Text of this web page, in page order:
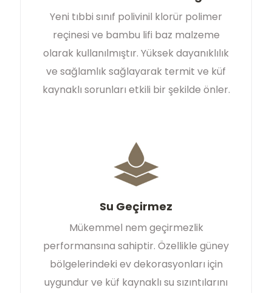
Yeni tıbbi sınıf polivinil klorür polimer
reçinesi ve bambu lifi baz malzeme
olarak kullanılmıştır. Yüksek dayanıklılık
ve sağlamlık sağlayarak termit ve küf
kaynaklı sorunları etkili bir şekilde önler.
Su Geçirmez
Mükemmel nem geçirmezlik
performansına sahiptir. Özellikle güney
bölgelerindeki ev dekorasyonları için
uygundur ve küf kaynaklı su sızıntılarını